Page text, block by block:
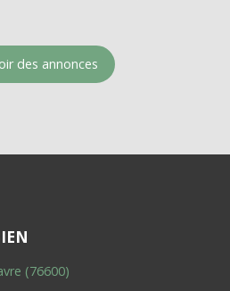
des annonces
(76600)